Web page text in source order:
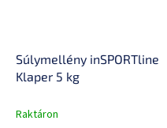
Súlymellény inSPORTline
Klaper 5 kg
Raktáron